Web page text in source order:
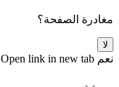
مغادرة الصفحة؟
لا
نعم Open link in new tab